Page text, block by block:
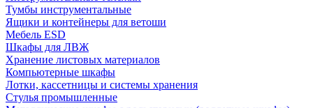
Тумбы инструментальные
Ящики и контейнеры для ветоши
Мебель ESD
Шкафы для ЛВЖ
Хранение листовых материалов
Компьютерные шкафы
Лотки, кассетницы и системы хранения
Стулья промышленные